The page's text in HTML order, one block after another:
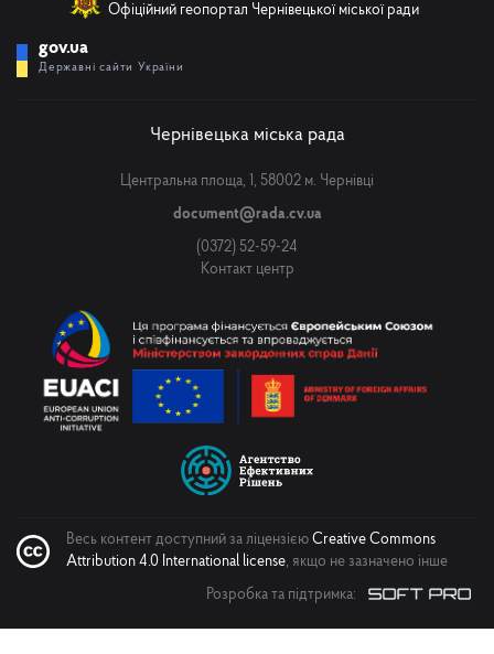
Офіційний геопортал Чернівецької міської ради
gov.ua
Державні сайти України
Чернівецька міська рада
Центральна площа, 1, 58002 м. Чернівці
document@rada.cv.ua
(0372) 52-59-24
Контакт центр
Весь контент доступний за ліцензією Creative Commons
Attribution 4.0 International license, якщо не зазначено інше
Розробка та підтримка: